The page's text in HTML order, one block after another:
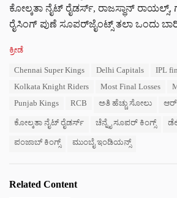
ಕೋಲ್ಕತಾ ನೈಟ್ ರೈಡರ್ಸ್, ರಾಜಸ್ಥಾನ್ ರಾಯಲ್ಸ್,
ರೈಸಿಂಗ್ ಪುಣೆ ಸೂಪರ್‌ಜೈಂಟ್ಸ್ ತಲಾ ಒಂದು
C
ಕ್ರೀಡೆ
Chennai Super Kings Delhi Capitals
IPL
Kolkata Knight Riders
Most Final Losses
Punjab Kings
RCB ಅತಿ ಹೆಚ್ಚು ಸೋಲು
ಕೋಲ್ಕತಾ ನೈಟ್ ರೈಡರ್ಸ್ ಚೆನ್ನೈ ಸೂಪರ್ ಕಿಂಗ್ಸ್
ಪಂಜಾಬ್ ಕಿಂಗ್ಸ್ ಮುಂಬೈ ಇಂಡಿಯನ್ಸ್
Related Content